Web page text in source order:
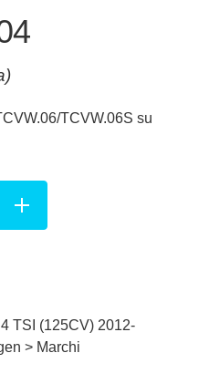
TCVW.06S su
TSI (125CV) 2012-
> Marchi